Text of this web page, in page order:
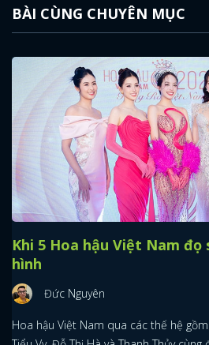
BÀI CÙNG CHUYÊN MỤC
Khi 5 Hoa hậu Việt Nam đọ
hình
Đức Nguyên
Hoa hậu Việt Nam qua các thế hệ